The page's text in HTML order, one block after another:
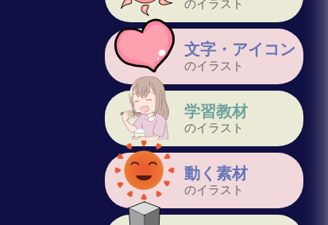
のイラスト
文字・アイコン
のイラスト
学習教材
のイラスト
動く素材
のイラスト